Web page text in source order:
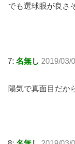
でも選球眼が良さ
7: 名無し 2019/03/
陽気で真面目だか